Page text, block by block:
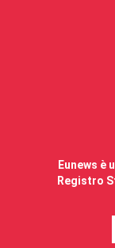
Eunews
Registro